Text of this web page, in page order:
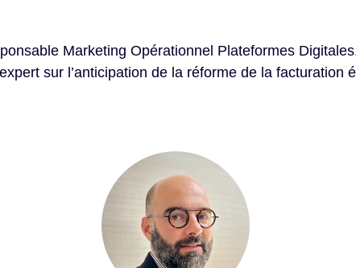
Marketing Opérationnel Plateformes
sur l’anticipation de la réforme de la facturation